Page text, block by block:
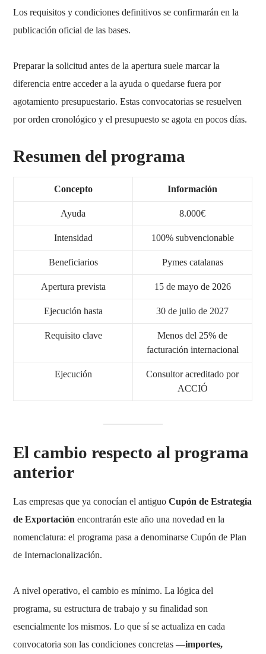
Los requisitos y condiciones definitivos se confirmarán en la
publicación oficial de las bases.
Preparar la solicitud antes de la apertura suele marcar la
diferencia entre acceder a la ayuda o quedarse fuera por
agotamiento presupuestario. Estas convocatorias se resuelven
por orden cronológico y el presupuesto se agota en pocos días.
Resumen del programa
Concepto Información
Ayuda 8.000€
Intensidad 100% subvencionable
Beneficiarios Pymes catalanas
Apertura prevista 15 de mayo de 2026
Ejecución hasta 30 de julio de 2027
Requisito clave
Menos del 25% de
facturación internacional
Ejecución
Consultor acreditado por
ACCIÓ
El cambio respecto al programa
anterior
Las empresas que ya conocían el antiguoCupón de Estrategia
de Exportación encontrarán este año una novedad en la
nomenclatura: el programa pasa a denominarse Cupón de Plan
de Internacionalización.
A nivel operativo, el cambio es mínimo. La lógica del
programa, su estructura de trabajo y su finalidad son
esencialmente los mismos. Lo que sí se actualiza en cada
convocatoria son las condiciones concretas —importes,